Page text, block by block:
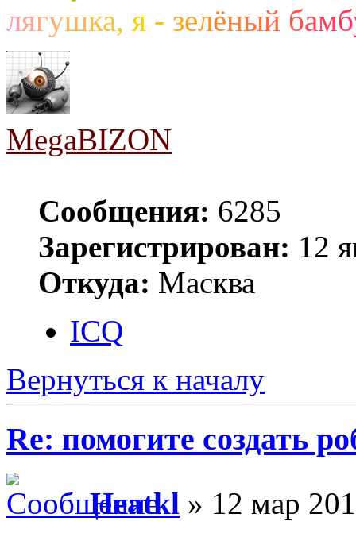
лягушка, я - зелёный бамб
MegaBIZON
Сообщения: 6285
Зарегистрирован: 12
Откуда: Масква
ICQ
Вернуться к началу
Re: помогите создать
Heatkl » 12 мар